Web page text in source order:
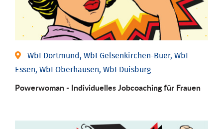
WbI Dortmund, WbI Gelsenkirchen-Buer, WbI
Essen, WbI Oberhausen, WbI Duisburg
Powerwoman - Individu­elles Job­coaching für Frauen